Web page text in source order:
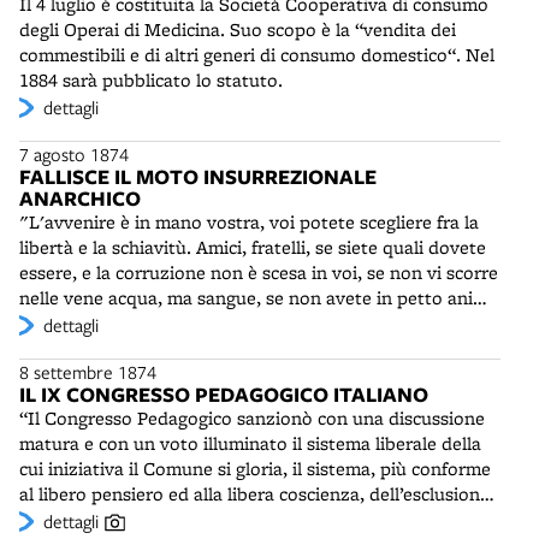
taumaturghi. Perciò le persone malate erano portate a
corte e ricevevano una carezza del sovrano, con la
formula rituale: "Il Re ti tocca, Dio ti guarisce".
Forlimpopoli, Rimini. Di seguito sono coinvolte, Cesena,
Prato, Lucca, Arezzo e Livorno. Il 10 luglio la rivolta
coinvolge anche Bologna. L'11 luglio, a seguito del rincaro
delle granaglie, a Porretta una moltitudine irrompe nei
negozi e impone il prezzo dei prodotti. E' una delle prime
agitazioni organizzate dei lavoratori della Valle padana. Il
grido delle dimostrazioni è dappertutto quello lanciato
dai socialisti: "Pane e lavoro!". In luglio e agosto in
Romagna si svolgono anche manifestazioni organizzate
dai repubblicani.
degli Operai di Medicina. Suo scopo è la “vendita dei
commestibili e di altri generi di consumo domestico“. Nel
1884 sarà pubblicato lo statuto.
dettagli
7 agosto 1874
FALLISCE IL MOTO INSURREZIONALE
ANARCHICO
"L'avvenire è in mano vostra, voi potete scegliere fra la
libertà e la schiavitù. Amici, fratelli, se siete quali dovete
essere, e la corruzione non è scesa in voi, se non vi scorre
nelle vene acqua, ma sangue, se non avete in petto anima
di coniglio, se amate la libertà, se odiate la schiavitù, se
il 7 e l'8 agosto, anniversario della cacciata degli Austriaci
nel 1848, gli anarchici internazionalisti tentano una
insurrezione a Bologna, con la speranza di estenderla
dapprima alla Romagna e in seguito alle Marche e alla
Toscana. Il piano prevede la concentrazione presso i prati
di Caprara, dove sono state nascoste armi, di tre colonne
di congiurati provenienti da paesi vicini, l'entrata in città
dettagli
8 settembre 1874
IL IX CONGRESSO PEDAGOGICO ITALIANO
“Il Congresso Pedagogico sanzionò con una discussione
matura e con un voto illuminato il sistema liberale della
cui iniziativa il Comune si gloria, il sistema, più conforme
al libero pensiero ed alla libera coscienza, dell’esclusione
dell’insegnamento catechistico dalla scuola”. (Berti)
dettagli